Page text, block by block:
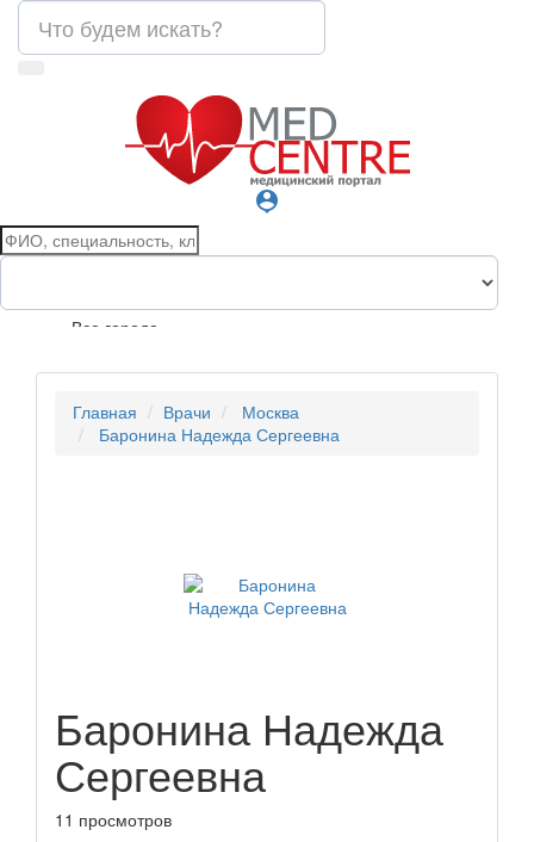
person_pin
Все города
Главная Врачи
Москва
Баронина Надежда Сергеевна
Баронина Надежда
Сергеевна
11 просмотров